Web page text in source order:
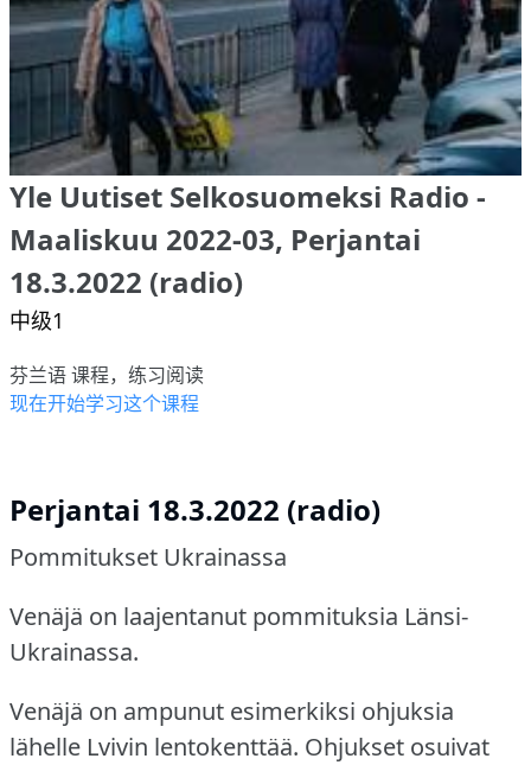
Yle Uutiset Selkosuomeksi Radio -
Maaliskuu 2022-03, Perjantai
18.3.2022 (radio)
中级1
芬兰语 课程，练习阅读
现在开始学习这个课程
Perjantai 18.3.2022 (radio)
Pommitukset Ukrainassa
Venäjä on laajentanut pommituksia Länsi-
Ukrainassa.
Venäjä on ampunut esimerkiksi ohjuksia
lähelle Lvivin lentokenttää. Ohjukset osuivat